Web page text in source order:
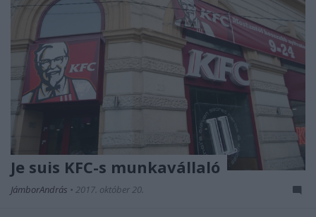
Je suis KFC-s munkavállaló
JámborAndrás • 2017. október 20.